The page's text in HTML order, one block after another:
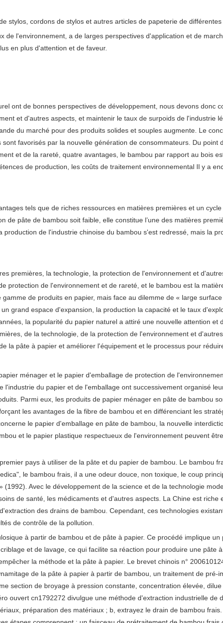
cordons de stylos et autres articles de papeterie de différentes
l'environnement, a de larges perspectives d'application et de
en plus d'attention et de faveur.
ont de bonnes perspectives de développement, nous devons donc
et d'autres aspects, et maintenir le taux de surpoids de l'industrie
du marché pour des produits solides et souples augmente. Le
favorisés par la nouvelle génération de consommateurs. Du point
et de la rareté, quatre avantages, le bambou par rapport au bois
de production, les coûts de traitement environnemental Il y a
tels que de riches ressources en matières premières et un
pâte de bambou soit faible, elle constitue l’une des matières
de l'industrie chinoise du bambou s'est redressé, mais la
premières, la technologie, la protection de l'environnement et
protection de l'environnement et de rareté, et le bambou est la
de produits en papier, mais face au dilemme de « large
grand espace d'expansion, la production la capacité et le taux
la popularité du papier naturel a attiré une nouvelle attention et
de la technologie, de la protection de l'environnement et
pâte à papier et améliorer l'équipement et le processus pour
ménager et le papier d'emballage de protection de
du papier et de l'emballage ont successivement organisé
Parmi eux, les produits de papier ménager en pâte de bambou
les avantages de la fibre de bambou et en différenciant les
le papier d'emballage en pâte de bambou, la nouvelle
et le papier plastique respectueux de l'environnement peuvent
pays à utiliser de la pâte et du papier de bambou. Le bambou
le bambou frais, il a une odeur douce, non toxique, le coup
Avec le développement de la science et de la technologie
de santé, les médicaments et d'autres aspects. La Chine est riche
des drains de bambou. Cependant, ces technologies
de contrôle de la pollution.
à partir de bambou et de pâte à papier. Ce procédé implique
et de lavage, ce qui facilite sa réaction pour produire une pâte
la méthode et la pâte à papier. Le brevet chinois n°
de la pâte à papier à partir de bambou, un traitement de pré-
section de broyage à pression constante, concentration élevée,
ouvert cn1792272 divulgue une méthode d'extraction industrielle de
préparation des matériaux ; b, extrayez le drain de bambou